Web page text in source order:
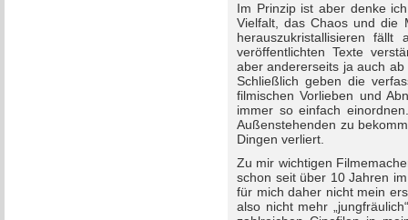
Im Prinzip ist aber denke
Vielfalt, das Chaos und die
herauszukristallisieren
veröffentlichten Texte
aber andererseits ja auch
Schließlich geben die
filmischen Vorlieben und
immer so einfach
Außenstehenden zu
Dingen verliert.
Zu mir wichtigen
schon seit über 10 Jahren
für mich daher nicht mein
also nicht mehr